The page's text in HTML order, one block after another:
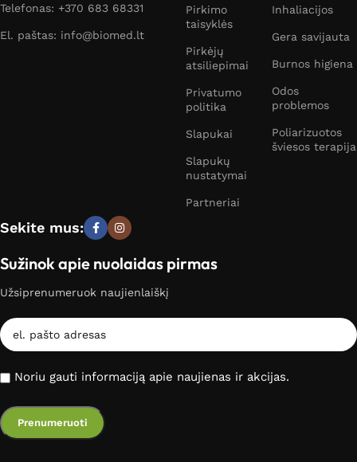
Telefonas: +370 683 68331
El. paštas: info@biomed.lt
Pirkimo
taisyklės
Pirkėjų
atsiliepimai
Privatumo
politika
Slapukai
Slapukų
nustatymai
Partneriai
Inhaliacijos
Gera savijauta
Burnos higiena
Odos
problemos
Poliarizuotos
šviesos terapija
Sekite mus:
Sužinok apie nuolaidas pirmas
Užsiprenumeruok naujienlaiškį
Noriu gauti informaciją apie naujienas ir akcijas.